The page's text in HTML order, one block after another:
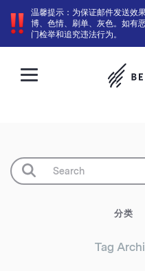
温馨提示：为保证邮件发送效
博、色情、刷单、灰色。如有
门检举和追究违法行为。
分类
Tag